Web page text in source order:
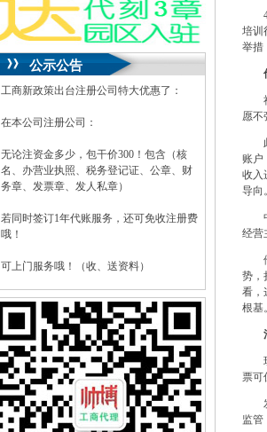
公示公告
工商新政策出台注册公司特大优惠了：
在本公司注册公司：
无论注资金多少，包干价300！包含（核
名、办营业执照、税务登记证、公章、财
务章、发票章、发人私章）
若同时签订1年代账服务，还可免收注册费
哦！
可上门服务哦！（收、送资料）
可加急服务哦！（最快可1工作日）
可代理开银行账户！（我们有长期合作的
银行，可免银行年费用）
咨询热线：023-63653351/63653355、
13320337068、13368080804，一通电话，
优惠多多！
4
培训
举措
社
愿不
此
账户
收入
导向。
中
经营
他
势，
看，
根基
现
票可
发
监管